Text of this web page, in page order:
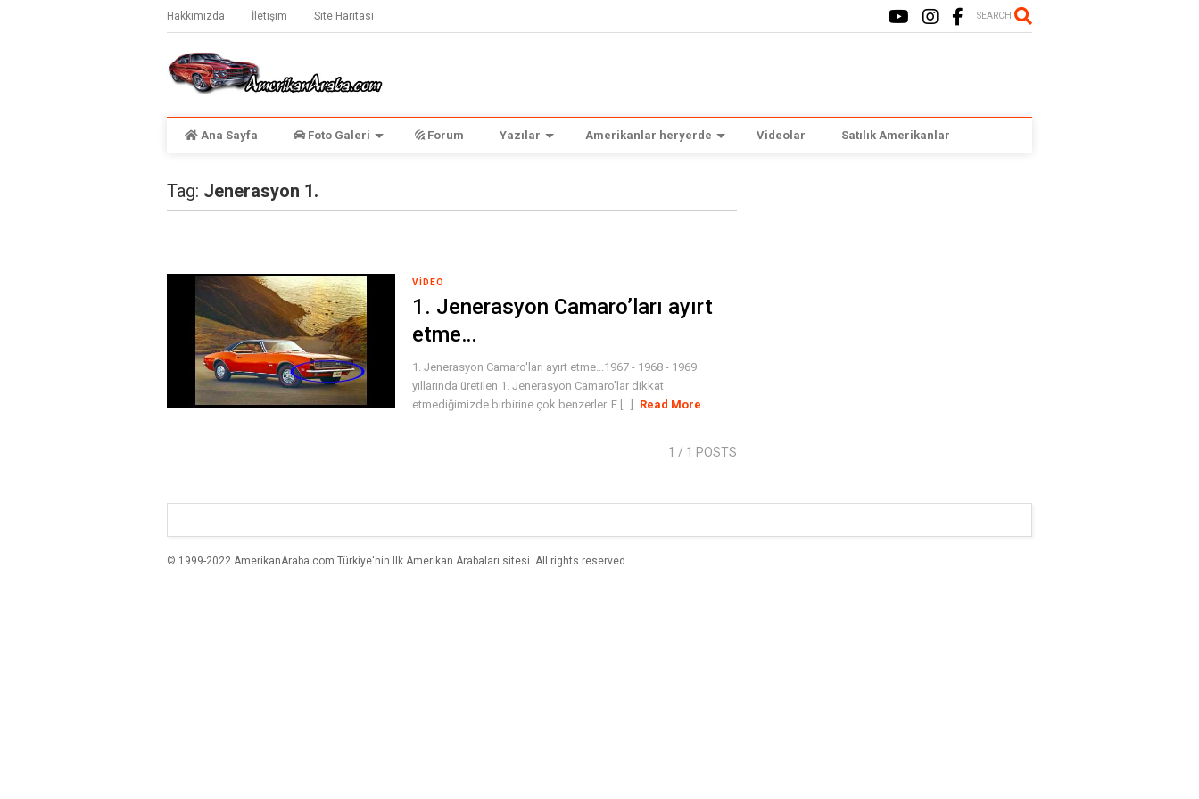
Hakkımızda İletişim Site Haritası SEARCH
Ana Sayfa Foto Galeri Forum Yazılar Amerikanlar heryerde Videolar Satılık Amerikanlar
Tag: Jenerasyon 1.
VIDEO
1. Jenerasyon Camaro’ları ayırt
etme…
1. Jenerasyon Camaro'ları ayırt etme...1967 - 1968 - 1969
yıllarında üretilen 1. Jenerasyon Camaro'lar dikkat
etmediğimizde birbirine çok benzerler. F [...]
Read More
1 / 1 POSTS
© 1999-2022 AmerikanAraba.com Türkiye'nin Ilk Amerikan Arabaları sitesi. All rights reserved.